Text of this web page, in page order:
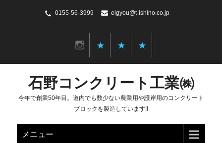
0155-56-3999 eigyou@t-ishino.co.jp
石野コンクリート工業㈱
今年で創業50年目。道内でも数少ない農業用や護岸用のコンクリート
ブロックを製造しています‼
メニュー